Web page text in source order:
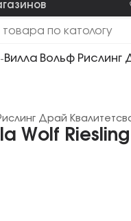
Вилла Вольф Рислинг
Wolf Riesling
Драй